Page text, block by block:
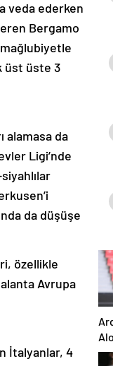
veda ederken
Bergamo
üst üste 3
alamasa da
Ligi’nde
da düşüşe
özellikle
Avrupa
İtalyanlar, 4